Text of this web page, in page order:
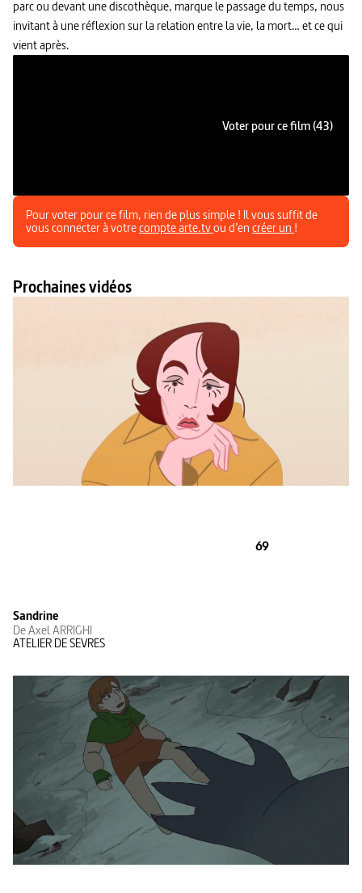
parc ou devant une discothèque, marque le passage du temps, nous
invitant à une réflexion sur la relation entre la vie, la mort… et ce qui
vient après.
Voter pour ce film (43)
Pour voter pour ce film, rien de plus simple ! Il vous suffit de
vous connecter à votrecompte arte.tvou d’encréer un !
Prochaines vidéos
69
Sandrine
De Axel ARRIGHI
ATELIER DE SEVRES